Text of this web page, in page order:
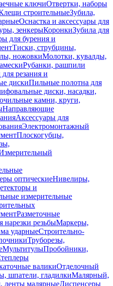
ключиОтвертки, наборы
строительныеЗубила,
Оснастка и аксессуары для
зенкерыКоронкиЗубила для
для бурения и
Тиски, струбцины,
ножовкиМолотки, кувалды,
Рубанки, рашпили
резания и
дискиПильные полотна для
диски, насадки,
камни, круги,
Направляющие
Аксессуары для
Электромонтажный
Плоскогубцы,
оптическиеНивелиры,
и
измерительные
Разметочные
нарезки резьбыМаркеры,
ударныеСтроительно-
Труборезы,
МультитулыПробойники,
валикиОтделочный
шпатели, гладилкиМалярный,
ленты малярныеДиспенсеры